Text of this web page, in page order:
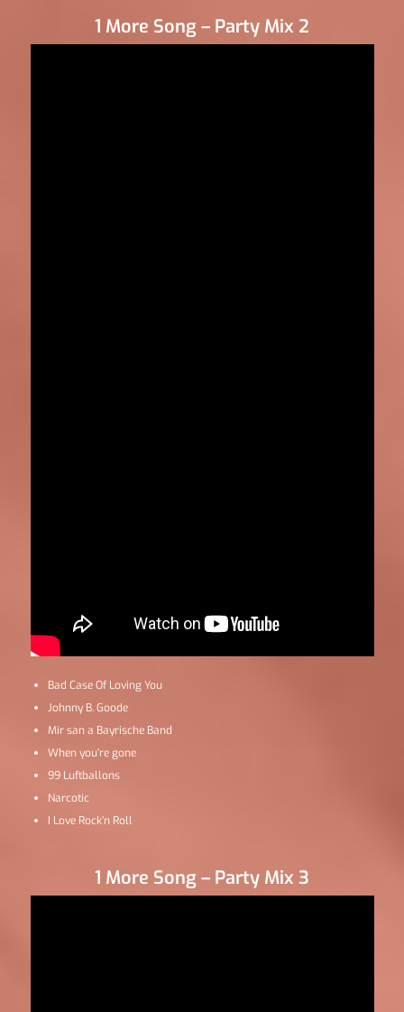
1 More Song – Party Mix 2
Bad Case Of Loving You
Johnny B. Goode
Mir san a Bayrische Band
When you’re gone
99 Luftballons
Narcotic
I Love Rock’n Roll
1 More Song – Party Mix 3